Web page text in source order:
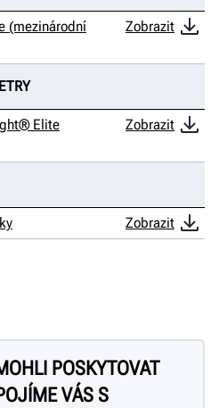
(mezinárodní
Zobrazit
Elite
Zobrazit
Zobrazit
POSKYTOVAT
VÁS S